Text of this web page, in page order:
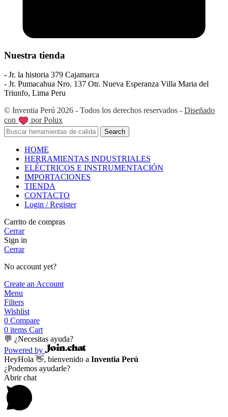
Nuestra tienda
- Jr. la historia 379 Cajamarca
- Jr. Pumacahua Nro. 137 Otr. Nueva Esperanza Villa Maria del
Triunfo, Lima Peru
© Inventia Perú 2026 - Todos los derechos reservados - Diseñado
con
por Polux
Search
HOME
HERRAMIENTAS INDUSTRIALES
ELÉCTRICOS E INSTRUMENTACIÓN
IMPORTACIONES
TIENDA
CONTACTO
Login / Register
Carrito de compras
Cerrar
Sign in
Cerrar
No account yet?
Create an Account
Menu
Filters
Wishlist
0 Compare
0 items Cart
💬 ¿Necesitas ayuda?
Powered by
HeyHola 👋, bienvenido a Inventia Perú
¿Podemos ayudarle?
Abrir chat